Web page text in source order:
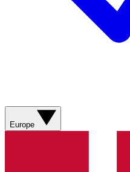
Europe